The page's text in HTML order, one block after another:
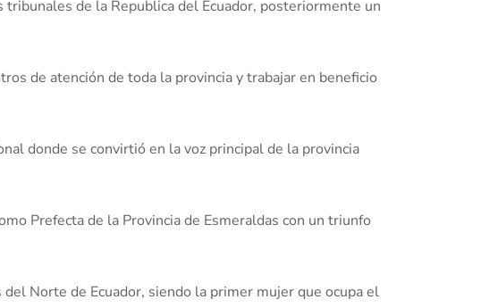
de la Republica del Ecuador, posteriormente un
de atención de toda la provincia y trabajar en beneficio
donde se convirtió en la voz principal de la provincia
Prefecta de la Provincia de Esmeraldas con un triunfo
Norte de Ecuador, siendo la primer mujer que ocupa el